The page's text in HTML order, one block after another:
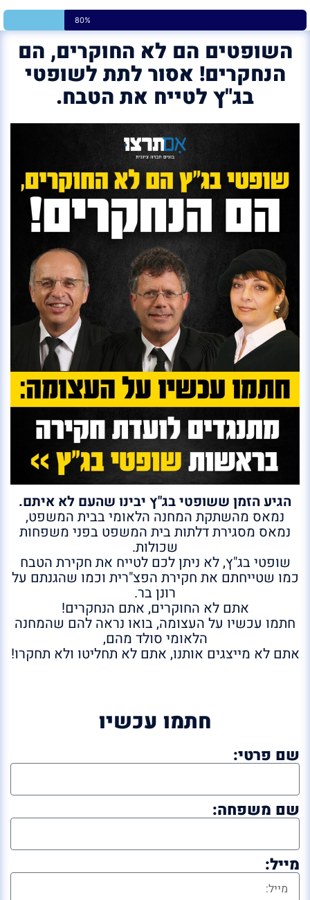
80%
השופטים הם לא החוקרים, הם
הנחקרים! אסור לתת לשופטי
בג"ץ לטייח את הטבח.
הגיע הזמן ששופטי בג"ץ יבינו שהעם לא איתם.
נמאס מהשתקת המחנה הלאומי בבית המשפט,
נמאס מסגירת דלתות בית המשפט בפני משפחות
שכולות.
שופטי בג"ץ, לא ניתן לכם לטייח את חקירת הטבח
כמו שטייחתם את חקירת הפצ"רית וכמו שהגנתם על
רונן בר.
אתם לא החוקרים, אתם הנחקרים!
חתמו עכשיו על העצומה, בואו נראה להם שהמחנה
הלאומי סולד מהם,
אתם לא מייצגים אותנו, אתם לא תחליטו ולא תחקרו!
חתמו עכשיו
שם פרטי:
שם משפחה:
מייל: